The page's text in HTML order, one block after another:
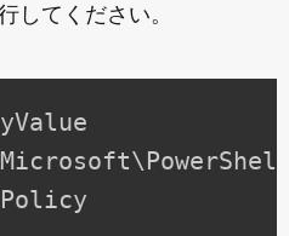
してください。